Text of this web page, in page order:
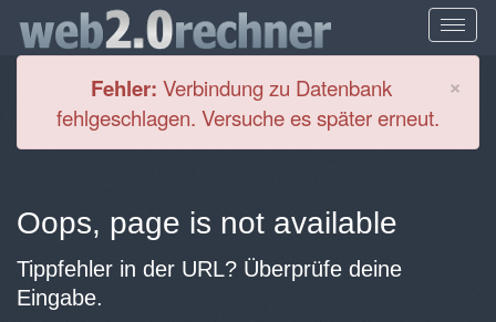
×
Fehler: Verbindung zu Datenbank
fehlgeschlagen. Versuche es später erneut.
Oops, page is not available
Tippfehler in der URL? Überprüfe deine
Eingabe.